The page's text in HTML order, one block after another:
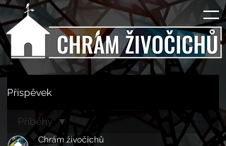
Příspěvek
Příběhy
Chrám živočichů